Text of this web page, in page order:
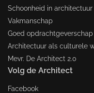
Schoonheid in architectuur
Vakmanschap
Goed opdrachtgeverschap
Architectuur als culturele
Mevr. De Architect 2.0
Volg de Architect
Facebook